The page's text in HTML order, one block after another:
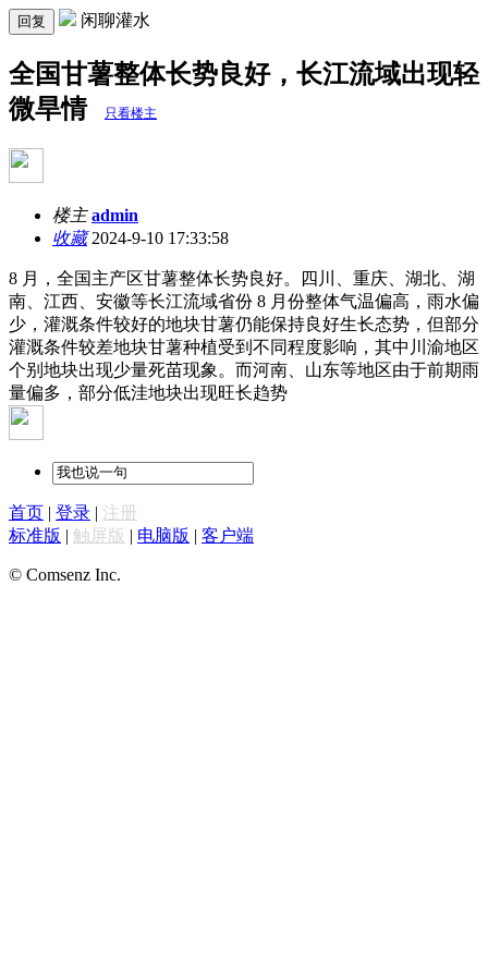
回复 闲聊灌水
全国甘薯整体长势良好，长江流域出现轻
微旱情
只看楼主
楼主 admin
收藏2024-9-10 17:33:58
8 月，全国主产区甘薯整体长势良好。四川、重庆、湖北、湖
南、江西、安徽等长江流域省份 8 月份整体气温偏高，雨水偏
少，灌溉条件较好的地块甘薯仍能保持良好生长态势，但部分
灌溉条件较差地块甘薯种植受到不同程度影响，其中川渝地区
个别地块出现少量死苗现象。而河南、山东等地区由于前期雨
量偏多，部分低洼地块出现旺长趋势
首页 | 登录 | 注册
标准版 | 触屏版 | 电脑版 | 客户端
© Comsenz Inc.